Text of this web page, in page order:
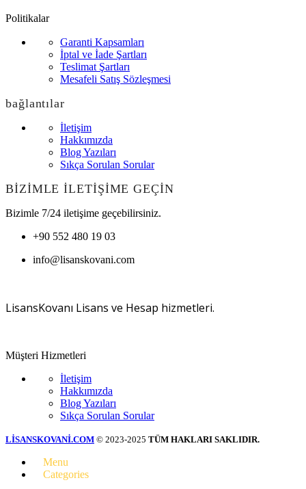
Politikalar
Garanti Kapsamları
İptal ve İade Şartları
Teslimat Şartları
Mesafeli Satış Sözleşmesi
bağlantılar
İletişim
Hakkımızda
Blog Yazıları
Sıkça Sorulan Sorular
BİZİMLE İLETİŞİME GEÇİN
Bizimle 7/24 iletişime geçebilirsiniz.
+90 552 480 19 03
info@lisanskovani.com
LisansKovanı Lisans ve Hesap hizmetleri.
Müşteri Hizmetleri
İletişim
Hakkımızda
Blog Yazıları
Sıkça Sorulan Sorular
LİSANSKOVANİ.COM © 2023-2025 TÜM HAKLARI SAKLIDIR.
Menu
Categories